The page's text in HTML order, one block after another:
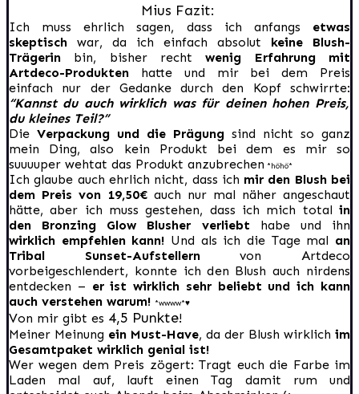
Mius Fazit:
Ich muss ehrlich sagen, dass ich anfangs etwas
skeptisch war, da ich einfach absolut keine Blush-
Trägerin bin, bisher recht wenig Erfahrung mit
Artdeco-Produkten hatte und mir bei dem Preis
einfach nur der Gedanke durch den Kopf schwirrte:
“Kannst du auch wirklich was für deinen hohen Preis,
du kleines Teil?”
Die Verpackung und die Prägung sind nicht so ganz
mein Ding, also kein Produkt bei dem es mir so
suuuuper wehtat das Produkt anzubrechen *höhö*
Ich glaube auch ehrlich nicht, dass ich mir den Blush bei
dem Preis von 19,50€ auch nur mal näher angeschaut
hätte, aber ich muss gestehen, dass ich mich total in
den Bronzing Glow Blusher verliebt habe und ihn
wirklich empfehlen kann! Und als ich die Tage mal an
Tribal Sunset-Aufstellernvon Artdeco
vorbeigeschlendert, konnte ich den Blush auch nirdens
entdecken – er ist wirklich sehr beliebt und ich kann
auch verstehen warum! *wwww*♥
Von mir gibt es 4,5 Punkte!
Meiner Meinung ein Must-Have, da der Blush wirklich im
Gesamtpaket wirklich genial ist!
Wer wegen dem Preis zögert: Tragt euch die Farbe im
Laden mal auf, lauft einen Tag damit rum und